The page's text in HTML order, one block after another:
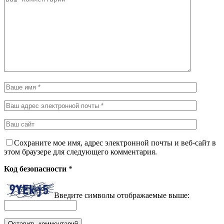
Сохраните мое имя, адрес электронной почты и веб-сайт в
этом браузере для следующего комментария.
Код безопасности *
Введите символы отображаемые выше: